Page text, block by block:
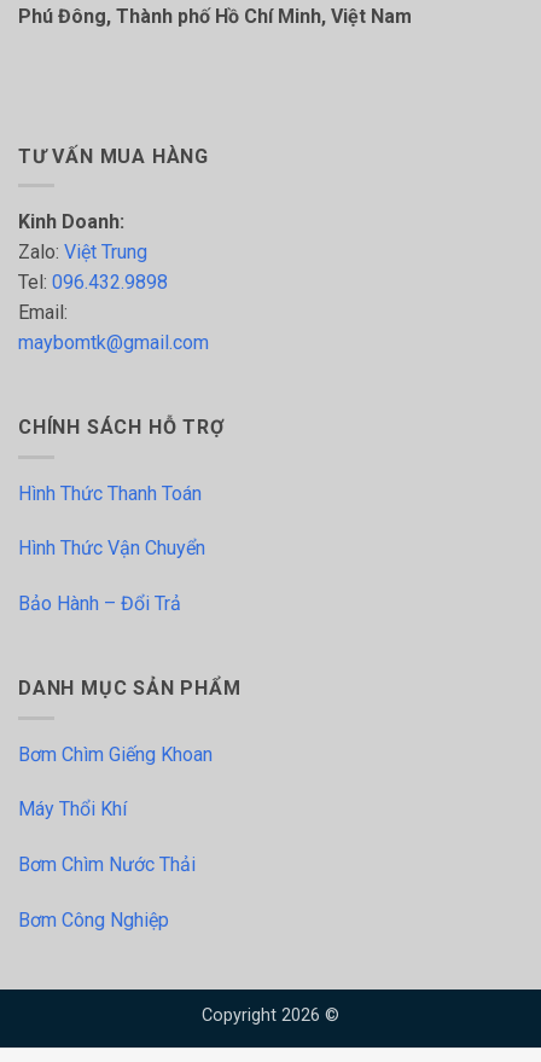
Phú Đông, Thành phố Hồ Chí Minh, Việt Nam
TƯ VẤN MUA HÀNG
Kinh Doanh:
Zalo: Việt Trung
Tel: 096.432.9898
Email:
maybomtk@gmail.com
CHÍNH SÁCH HỖ TRỢ
Hình Thức Thanh Toán
Hình Thức Vận Chuyển
Bảo Hành – Đổi Trả
DANH MỤC SẢN PHẨM
Bơm Chìm Giếng Khoan
Máy Thổi Khí
Bơm Chìm Nước Thải
Bơm Công Nghiệp
Copyright 2026 ©